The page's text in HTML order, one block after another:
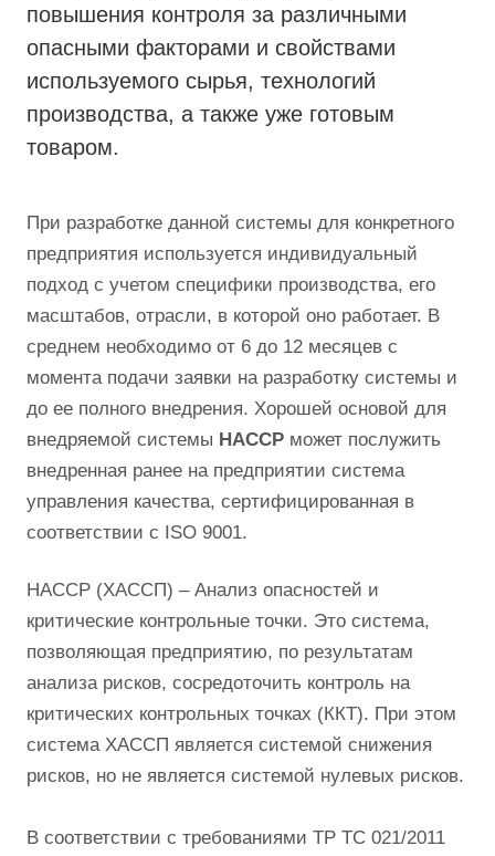
повышения контроля за различными
опасными факторами и свойствами
используемого сырья, технологий
производства, а также уже готовым
товаром.
При разработке данной системы для конкретного
предприятия используется индивидуальный
подход с учетом специфики производства, его
масштабов, отрасли, в которой оно работает. В
среднем необходимо от 6 до 12 месяцев с
момента подачи заявки на разработку системы и
до ее полного внедрения. Хорошей основой для
внедряемой системы HACCP может послужить
внедренная ранее на предприятии система
управления качества, сертифицированная в
соответствии с ISO 9001.
HACCP (ХАССП) – Анализ опасностей и
критические контрольные точки. Это система,
позволяющая предприятию, по результатам
анализа рисков, сосредоточить контроль на
критических контрольных точках (ККТ). При этом
система ХАССП является системой снижения
рисков, но не является системой нулевых рисков.
В соответствии с требованиями ТР ТС 021/2011